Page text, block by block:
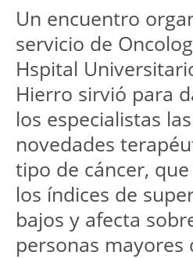
Un encuentro
servicio de
Hspital
Hierro sirvió para
los especialistas
novedades
tipo de cáncer,
los índices de
bajos y afecta
personas mayores